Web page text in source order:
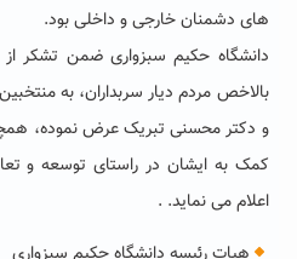
های دشمنان خارجی و داخلی بود.
دانشگاه حکیم سبزواری ضمن تشکر
بالاخص مردم دیار سربداران، به
و دکتر محسنی تبریک عرض نموده،
کمک به ایشان در راستای توسعه و
اعلام می نماید. .